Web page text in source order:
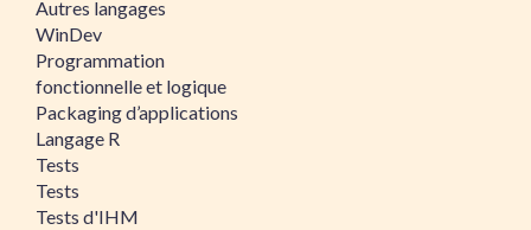
Autres langages
WinDev
Programmation
fonctionnelle et logique
Packaging d’applications
Langage R
Tests
Tests
Tests d'IHM